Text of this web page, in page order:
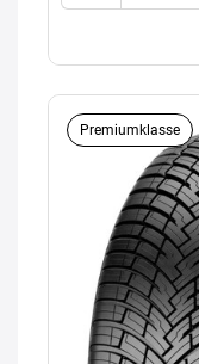
Premiumklasse